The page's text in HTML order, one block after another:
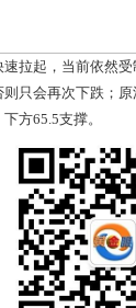
起，当前依然受
只会再次下跌；
方65.5支撑。